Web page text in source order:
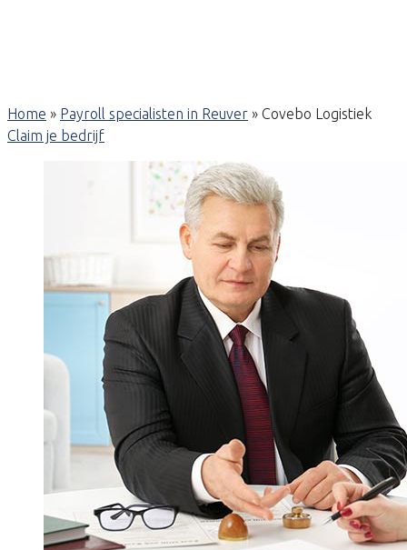
Home » Payroll specialisten in Reuver » Covebo Logistiek
Claim je bedrijf